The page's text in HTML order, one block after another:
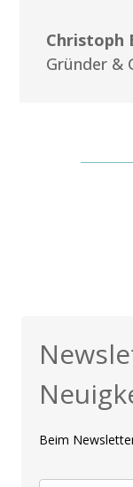
Christoph
Gründer &
Beim